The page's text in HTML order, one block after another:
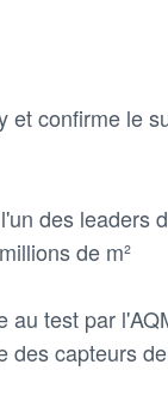
et confirme le
des leaders
de m²
au test par
des capteurs